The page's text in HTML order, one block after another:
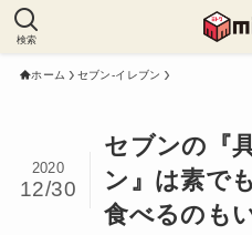
検索
ホーム セブン-イレブン
セブンの『
ン』は素で
食べるのも
2020
12/30